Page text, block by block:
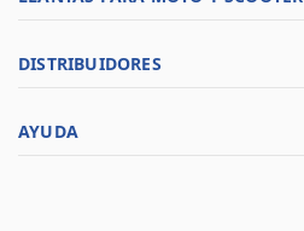
DISTRIBUIDORES
AYUDA